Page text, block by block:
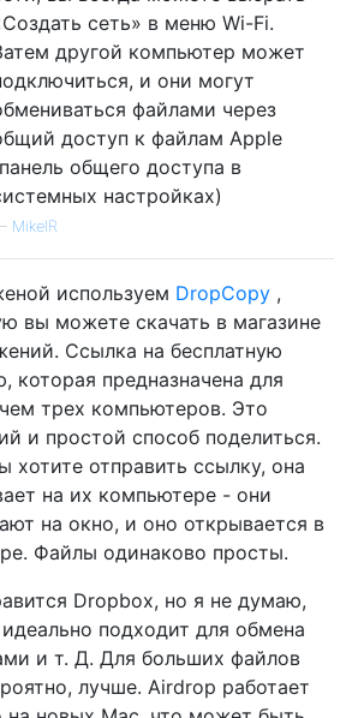
сеть» в меню Wi-Fi.
другой компьютер может
и они могут
файлами через
доступ к файлам Apple
общего доступа в
настройках)
MikelR
используем DropCopy ,
вы можете скачать в магазине
Ссылка на бесплатную
которая предназначена для
трех компьютеров. Это
и простой способ поделиться.
хотите отправить ссылку, она
на их компьютере - они
на окно, и оно открывается в
Файлы одинаково просты.
Dropbox, но я не думаю,
подходит для обмена
и т. Д. Для больших файлов
лучше. Airdrop работает